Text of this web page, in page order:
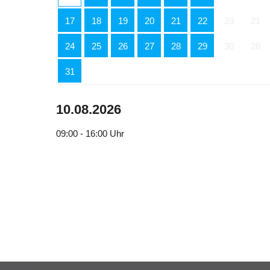
17 18 19 20 21 22
24 25 26 27 28 29
31
10.08.2026
09:00 - 16:00 Uhr